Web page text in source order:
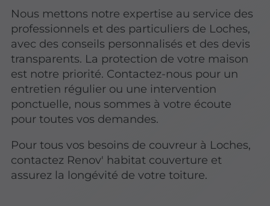
Nous mettons notre expertise au service des
professionnels et des particuliers de Loches,
avec des conseils personnalisés et des devis
transparents. La protection de votre maison
est notre priorité. Contactez-nous pour un
entretien régulier ou une intervention
ponctuelle, nous sommes à votre écoute
pour toutes vos demandes.
Pour tous vos besoins de couvreur à Loches,
contactez Renov' habitat couverture et
assurez la longévité de votre toiture.